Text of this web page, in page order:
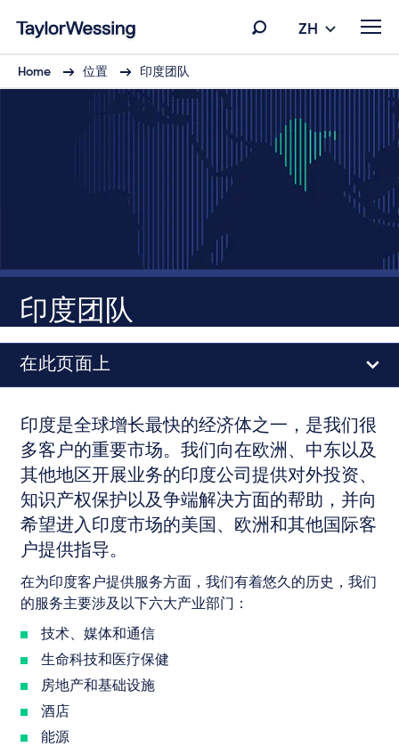
ZH
Home 位置 印度团队
印度团队
在此页面上
印度是全球增长最快的经济体之一，是我们很
多客户的重要市场。我们向在欧洲、中东以及
其他地区开展业务的印度公司提供对外投资、
知识产权保护以及争端解决方面的帮助，并向
希望进入印度市场的美国、欧洲和其他国际客
户提供指导。
在为印度客户提供服务方面，我们有着悠久的历史，我们
的服务主要涉及以下六大产业部门：
技术、媒体和通信
生命科技和医疗保健
房地产和基础设施
酒店
能源